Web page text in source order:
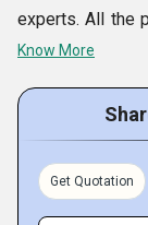
experts. All the
are supplied in
well as
better
tremendous
hard every
Know More
Get Quotation